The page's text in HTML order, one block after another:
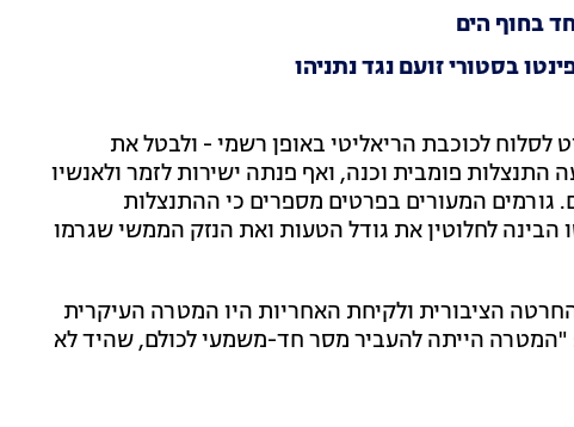
בחוף הים
בסטורי זועם נגד נתניהו
לסלוח לכוכבת הריאליטי באופן רשמי - ולבטל את
התנצלות פומבית וכנה, ואף פנתה ישירות לזמר ולאנשיו
המעורים בפרטים מספרים כי ההתנצלות
לחלוטין את גודל הטעות ואת הנזק הממשי שגרמו
הציבורית ולקיחת האחריות היו המטרה העיקרית
"המטרה הייתה להעביר מסר חד-משמעי לכולם, שהיד לא